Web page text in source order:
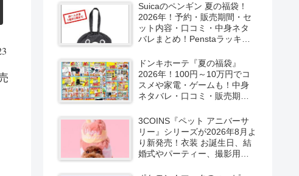
Suicaのペンギン 夏の福袋！
2026年！予約・販売期間・セ
ット内容・口コミ・中身ネタ
バレまとめ！Penstaラッキー
2026/8/8より新発売！
ドンキホーテ『夏の福袋』
2026年！100円～10万円でコ
スメや家電・ゲームも！中身
ネタバレ・口コミ・販売期
3COINS『ペット アニバーサ
リー』シリーズが2026年8月よ
り新発売！衣装 お誕生日、結
婚式やパーティー、撮影用グ